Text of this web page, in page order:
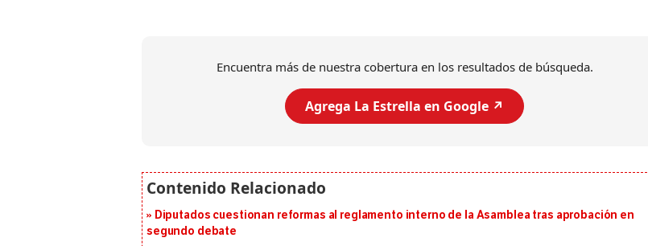
Encuentra más de nuestra cobertura en los resultados de búsqueda.
Agrega La Estrella en Google ↗️
Diputados cuestionan reformas al reglamento interno de la Asamblea tras aprobación en
segundo debate
Entre recuerdos y escuetas
da Silva, oficializó este domingo su